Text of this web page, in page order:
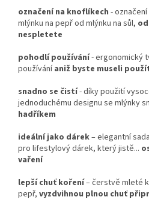
označení na knoflíkech -
mlýnku na pepř od mlýnku na sůl,
nespletete
pohodlí používání- ergonomický
používání aniž byste museli
snadno se čistí- díky použití
jednoduchému designu se mlýnky
hadříkem
ideální jako dárek– elegantní
pro lifestylový dárek, který jistě...
vaření
lepší chuť koření– čerstvě mleté
pepř, vyzdvihnou plnou chuť